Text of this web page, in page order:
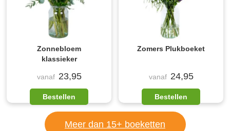
Zonnebloem
klassieker
vanaf 23,95
Bestellen
Zomers Plukboeket
vanaf 24,95
Bestellen
Meer dan 15+ boeketten